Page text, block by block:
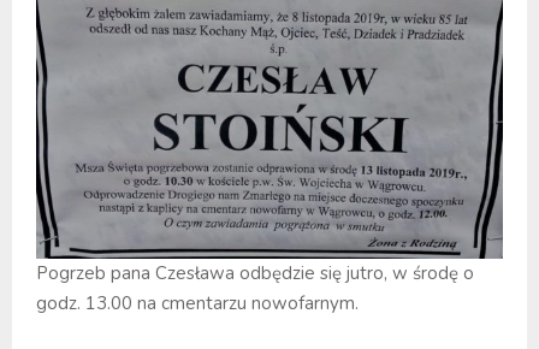
Pogrzeb pana Czesława odbędzie się jutro, w środę o
godz. 13.00 na cmentarzu nowofarnym.